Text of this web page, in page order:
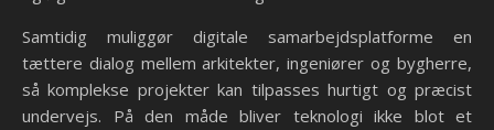
Samtidig muliggør digitale samarbejdsplatforme en
tættere dialog mellem arkitekter, ingeniører og bygherre,
så komplekse projekter kan tilpasses hurtigt og præcist
undervejs. På den måde bliver teknologi ikke blot et